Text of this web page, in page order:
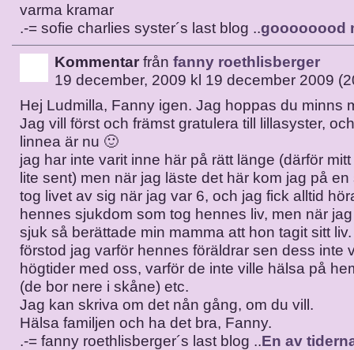
varma kramar
.-= sofie charlies syster´s last blog ..goooooood
Kommentar från fanny roethlisberger
19 december, 2009 kl 19 december 2009
Hej Ludmilla, Fanny igen. Jag hoppas du minns
Jag vill först och främst gratulera till lillasyster,
linnea är nu 🙂
jag har inte varit inne här på rätt länge (därför
lite sent) men när jag läste det här kom jag på
tog livet av sig när jag var 6, och jag fick alltid
hennes sjukdom som tog hennes liv, men när
sjuk så berättade min mamma att hon tagit sitt
förstod jag varför hennes föräldrar sen dess inte
högtider med oss, varför de inte ville hälsa på
(de bor nere i skåne) etc.
Jag kan skriva om det nån gång, om du vill.
Hälsa familjen och ha det bra, Fanny.
.-= fanny roethlisberger´s last blog ..En av